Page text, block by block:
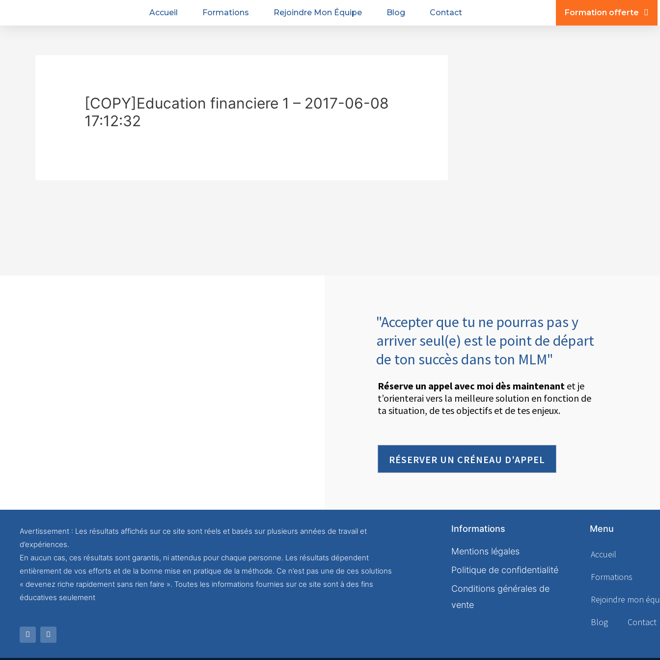
Accueil Formations Rejoindre Mon Équipe Blog Contact Formation offerte
[COPY]Education financiere 1 – 2017-06-08
17:12:32
"Accepter que tu ne pourras pas y
arriver seul(e) est le point de départ
de ton succès dans ton MLM"
Réserve un appel avec moi dès maintenantet je
t’orienterai vers la meilleure solution en fonction de
ta situation, de tes objectifs et de tes enjeux.
RÉSERVER UN CRÉNEAU D'APPEL
Avertissement : Les résultats affichés sur ce site sont réels et basés sur plusieurs années de travail et
d’expériences.
En aucun cas, ces résultats sont garantis, ni attendus pour chaque personne. Les résultats dépendent
entièrement de vos efforts et de la bonne mise en pratique de la méthode. Ce n’est pas une de ces solutions
« devenez riche rapidement sans rien faire ». Toutes les informations fournies sur ce site sont à des fins
éducatives seulement
Informations
Mentions légales
Politique de confidentialité
Conditions générales de
vente
Menu
Accueil
Formations
Rejoindre mon
Blog
Contact